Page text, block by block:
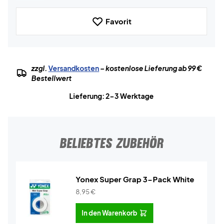
Favorit
zzgl.Versandkosten– kostenlose Lieferung ab 99 €
Bestellwert
Lieferung: 2-3 Werktage
BELIEBTES ZUBEHÖR
Yonex Super Grap 3-Pack White
8,95€
In den Warenkorb